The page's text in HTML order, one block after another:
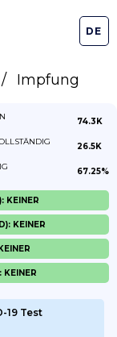
DE
Impfung
74.3K
26.5K
67.25%
19 Test
KEINER
KEINER
KEINER